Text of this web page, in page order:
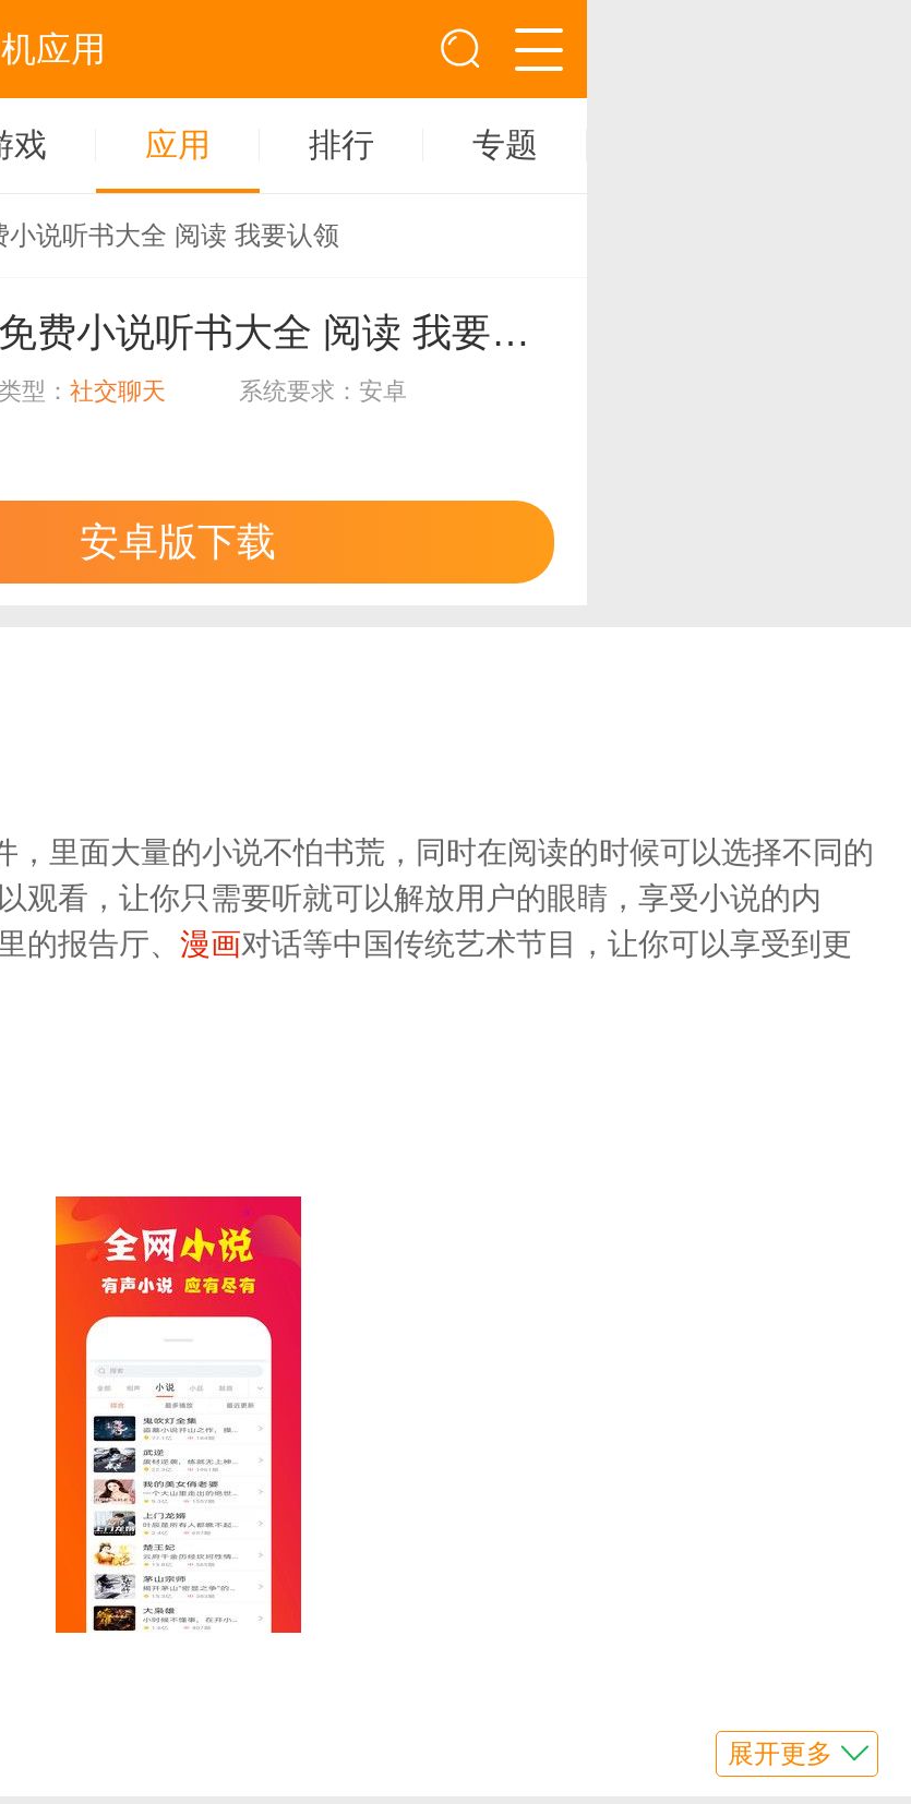
应用
戏 应用 排行 专题
小说听书大全 阅读 我要认领
免费小说听书大全 阅读 我要认领
类型： 社交聊天 系统要求：安卓
安卓版下载
，里面大量的小说不怕书荒，同时在阅读的时候可以选择不同的
观看，让你只需要听就可以解放用户的眼睛，享受小说的内
的报告厅、 漫画对话等中国传统艺术节目，让你可以享受到更
展开更多